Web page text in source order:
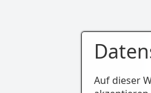
Auf dieser